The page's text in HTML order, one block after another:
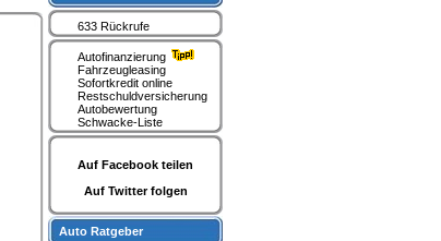
633 Rückrufe
Autofinanzierung
Fahrzeugleasing
Sofortkredit online
Restschuldversicherung
Autobewertung
Schwacke-Liste
Auf Facebook teilen
Auf Twitter folgen
Auto Ratgeber